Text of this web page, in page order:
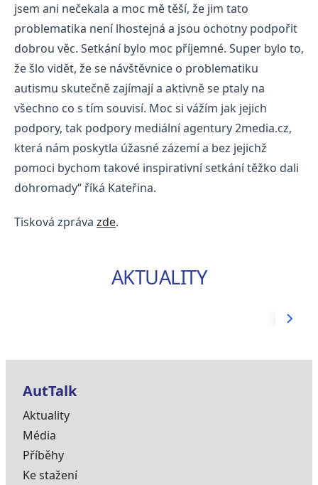
jsem ani nečekala a moc mě těší, že jim tato
problematika není lhostejná a jsou ochotny podpořit
dobrou věc. Setkání bylo moc příjemné. Super bylo to,
že šlo vidět, že se návštěvnice o problematiku
autismu skutečně zajímají a aktivně se ptaly na
všechno co s tím souvisí. Moc si vážím jak jejich
podpory, tak podpory mediální agentury 2media.cz,
která nám poskytla úžasné zázemí a bez jejichž
pomoci bychom takové inspirativní setkání těžko dali
dohromady“ říká Kateřina.
Tisková zpráva zde.
AKTUALITY
AutTalk
Aktuality
Média
Příběhy
Ke stažení